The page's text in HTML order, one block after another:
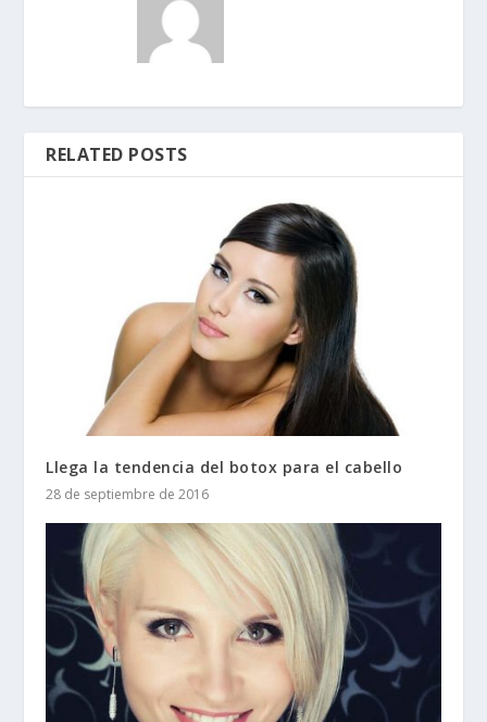
RELATED POSTS
Llega la tendencia del botox para el cabello
28 de septiembre de 2016